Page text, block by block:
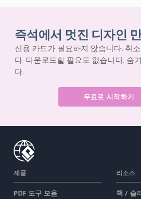
즉석에서 멋진 디자인
신용 카드가 필요하지 않습니다. 취
다. 다운로드할 필요도 없습니다. 숨
다.
무료로 시작하기
제품
PDF 도구 모음
리소스
책 / 슬